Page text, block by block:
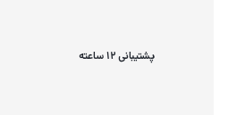
پشتیبانی 12 ساعته